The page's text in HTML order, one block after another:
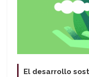
El desarrollo